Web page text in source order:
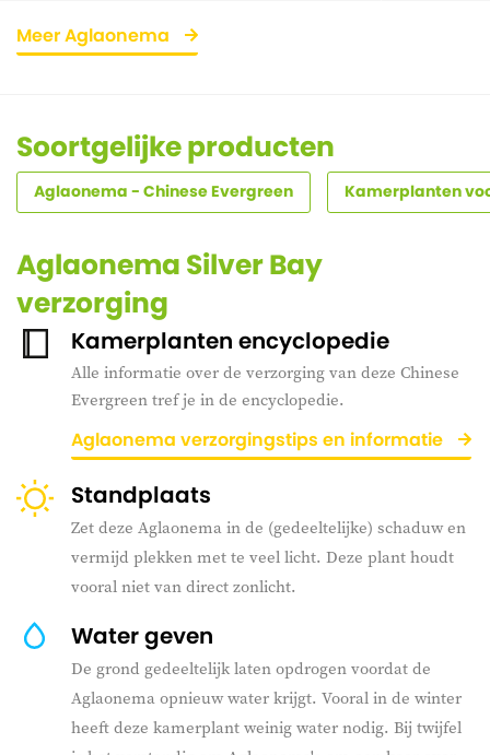
Meer Aglaonema
Soortgelijke producten
Aglaonema - Chinese Evergreen Kamerplanten
Aglaonema Silver Bay
verzorging
Kamerplanten encyclopedie
Alle informatie over de verzorging van deze Chinese
Evergreen tref je in de encyclopedie.
Aglaonema verzorgingstips en informatie
Standplaats
Zet deze Aglaonema in de (gedeeltelijke) schaduw en
vermijd plekken met te veel licht. Deze plant houdt
vooral niet van direct zonlicht.
Water geven
De grond gedeeltelijk laten opdrogen voordat de
Aglaonema opnieuw water krijgt. Vooral in de winter
heeft deze kamerplant weinig water nodig. Bij twijfel